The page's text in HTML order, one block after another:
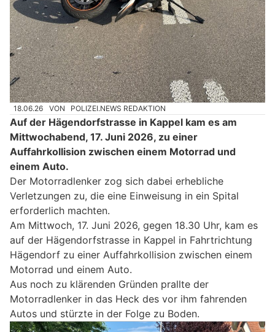
18.06.26 VON POLIZEI.NEWS REDAKTION
Auf der Hägendorfstrasse in Kappel kam es am
Mittwochabend, 17. Juni 2026, zu einer
Auffahrkollision zwischen einem Motorrad und
einem Auto.
Der Motorradlenker zog sich dabei erhebliche
Verletzungen zu, die eine Einweisung in ein Spital
erforderlich machten.
Am Mittwoch, 17. Juni 2026, gegen 18.30 Uhr, kam es
auf der Hägendorfstrasse in Kappel in Fahrtrichtung
Hägendorf zu einer Auffahrkollision zwischen einem
Motorrad und einem Auto.
Aus noch zu klärenden Gründen prallte der
Motorradlenker in das Heck des vor ihm fahrenden
Autos und stürzte in der Folge zu Boden.